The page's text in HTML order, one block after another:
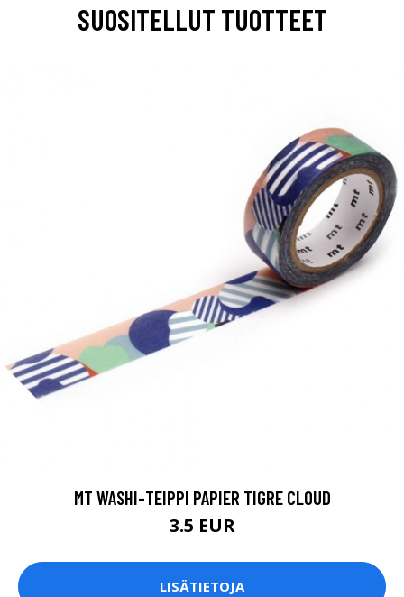
SUOSITELLUT TUOTTEET
MT WASHI-TEIPPI PAPIER TIGRE CLOUD
3.5 EUR
LISÄTIETOJA